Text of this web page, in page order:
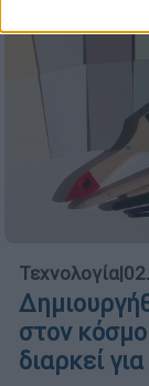
Τεχνολογία|
στον
διαρκεί